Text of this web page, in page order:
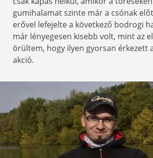
gumihalamat szinte már a csónak
erővel lefejelte a következő bodrogi
már lényegesen kisebb volt, mint az
örültem, hogy ilyen gyorsan érkezett
akció.